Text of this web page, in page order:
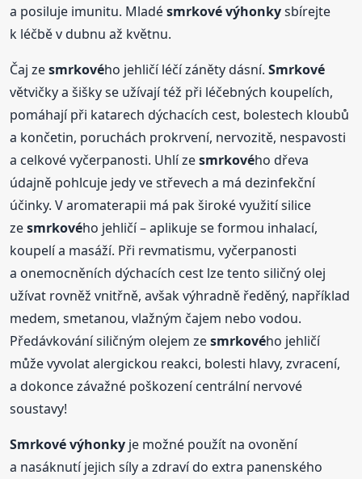
a posiluje imunitu. Mladésmrkové výhonkysbírejte
k léčbě v dubnu až květnu.
Čaj zesmrkového jehličí léčí záněty dásní.Smrkové
větvičky a šišky se užívají též při léčebných koupelích,
pomáhají při katarech dýchacích cest, bolestech kloubů
a končetin, poruchách prokrvení, nervozitě, nespavosti
a celkové vyčerpanosti. Uhlí zesmrkového dřeva
údajně pohlcuje jedy ve střevech a má dezinfekční
účinky. V aromaterapii má pak široké využití silice
zesmrkového jehličí – aplikuje se formou inhalací,
koupelí a masáží. Při revmatismu, vyčerpanosti
a onemocněních dýchacích cest lze tento siličný olej
užívat rovněž vnitřně, avšak výhradně ředěný, například
medem, smetanou, vlažným čajem nebo vodou.
Předávkování siličným olejem zesmrkového jehličí
může vyvolat alergickou reakci, bolesti hlavy, zvracení,
a dokonce závažné poškození centrální nervové
soustavy!
Smrkové výhonky je možné použít na ovonění
a nasáknutí jejich síly a zdraví do extra panenského